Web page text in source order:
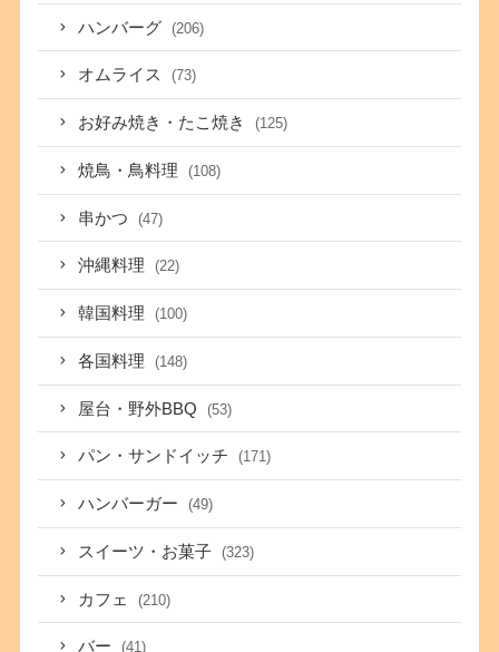
ハンバーグ (206)
オムライス (73)
お好み焼き・たこ焼き (125)
焼鳥・鳥料理 (108)
串かつ (47)
沖縄料理 (22)
韓国料理 (100)
各国料理 (148)
屋台・野外BBQ (53)
パン・サンドイッチ (171)
ハンバーガー (49)
スイーツ・お菓子 (323)
カフェ (210)
バー (41)